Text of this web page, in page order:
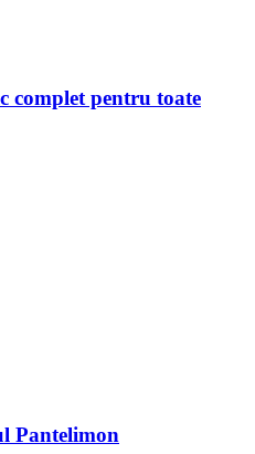
complet pentru toate
Pantelimon